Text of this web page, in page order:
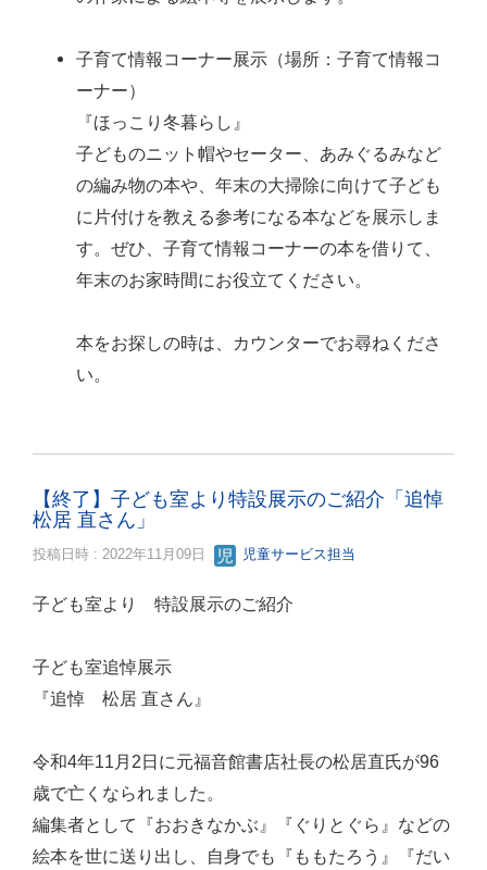
子育て情報コーナー展示（場所：子育て情報コ
ーナー）
『ほっこり冬暮らし』
子どものニット帽やセーター、あみぐるみなど
の編み物の本や、年末の大掃除に向けて子ども
に片付けを教える参考になる本などを展示しま
す。ぜひ、子育て情報コーナーの本を借りて、
年末のお家時間にお役立てください。
本をお探しの時は、カウンターでお尋ねくださ
い。
【終了】子ども室より特設展示のご紹介「追悼
松居 直さん」
投稿日時 : 2022年11月09日 児童サービス担当
子ども室より 特設展示のご紹介
子ども室追悼展示
『追悼 松居 直さん』
令和4年11月2日に元福音館書店社長の松居直氏が96
歳で亡くなられました。
編集者として『おおきなかぶ』『ぐりとぐら』などの
絵本を世に送り出し、自身でも『ももたろう』『だい